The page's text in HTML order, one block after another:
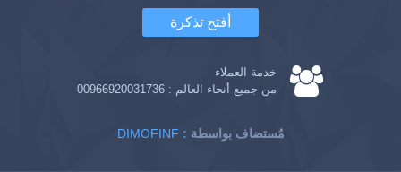
أفتح تذكرة
خدمة العملاء
من جميع أنحاء العالم : 00966920031736
DIMOFINF : مُستضاف بواسطة